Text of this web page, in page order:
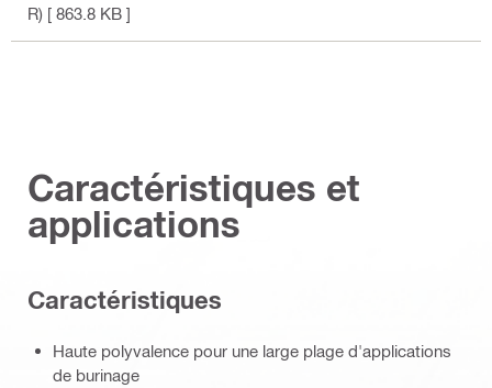
R) [ 863.8 KB ]
Caractéristiques et
applications
Caractéristiques
Haute polyvalence pour une large plage d'applications
de burinage